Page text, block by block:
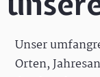
Unser
Orten,